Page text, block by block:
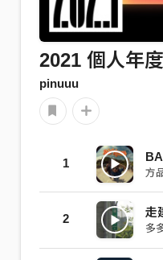
2021 個人年
pinuuu
1
方
2 走
多